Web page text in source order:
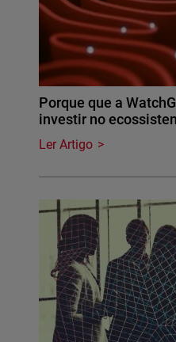
Porque que a
investir no
Ler Artigo